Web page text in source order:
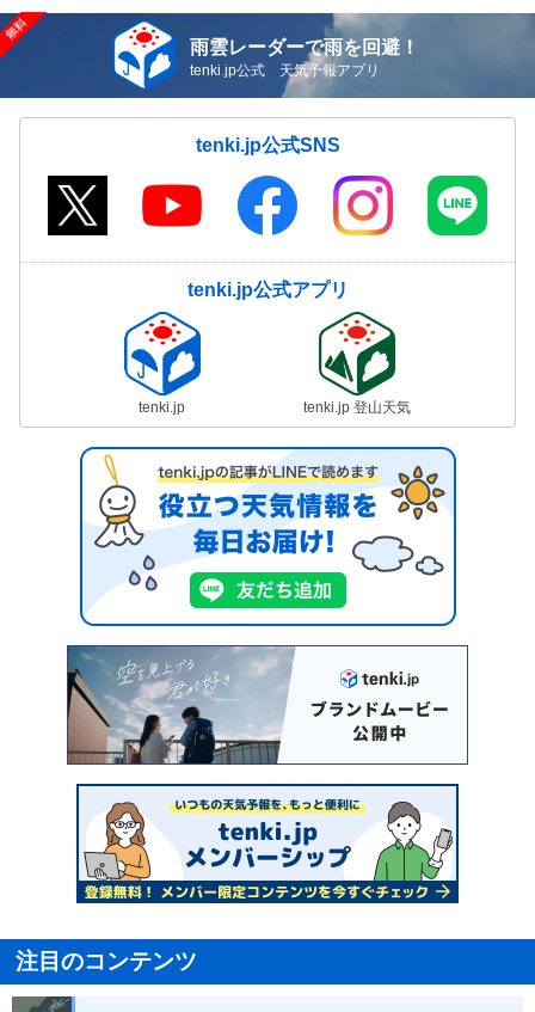
雨雲レーダーで雨を回避！
tenki.jp公式 天気予報アプリ
tenki.jp公式SNS
tenki.jp公式アプリ
tenki.jp tenki.jp 登山天気
注目のコンテンツ